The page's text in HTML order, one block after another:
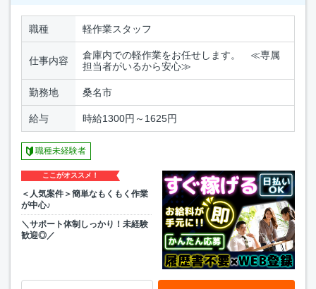
職種 軽作業スタッフ
仕事内容
倉庫内での軽作業をお任せします。 ≪専属
担当者がいるから安心≫
勤務地 桑名市
給与 時給1300円～1625円
職種未経験者
ここがオススメ！
＜人気案件＞簡単なもくもく作業
が中心♪
＼サポート体制しっかり！未経験
歓迎◎／